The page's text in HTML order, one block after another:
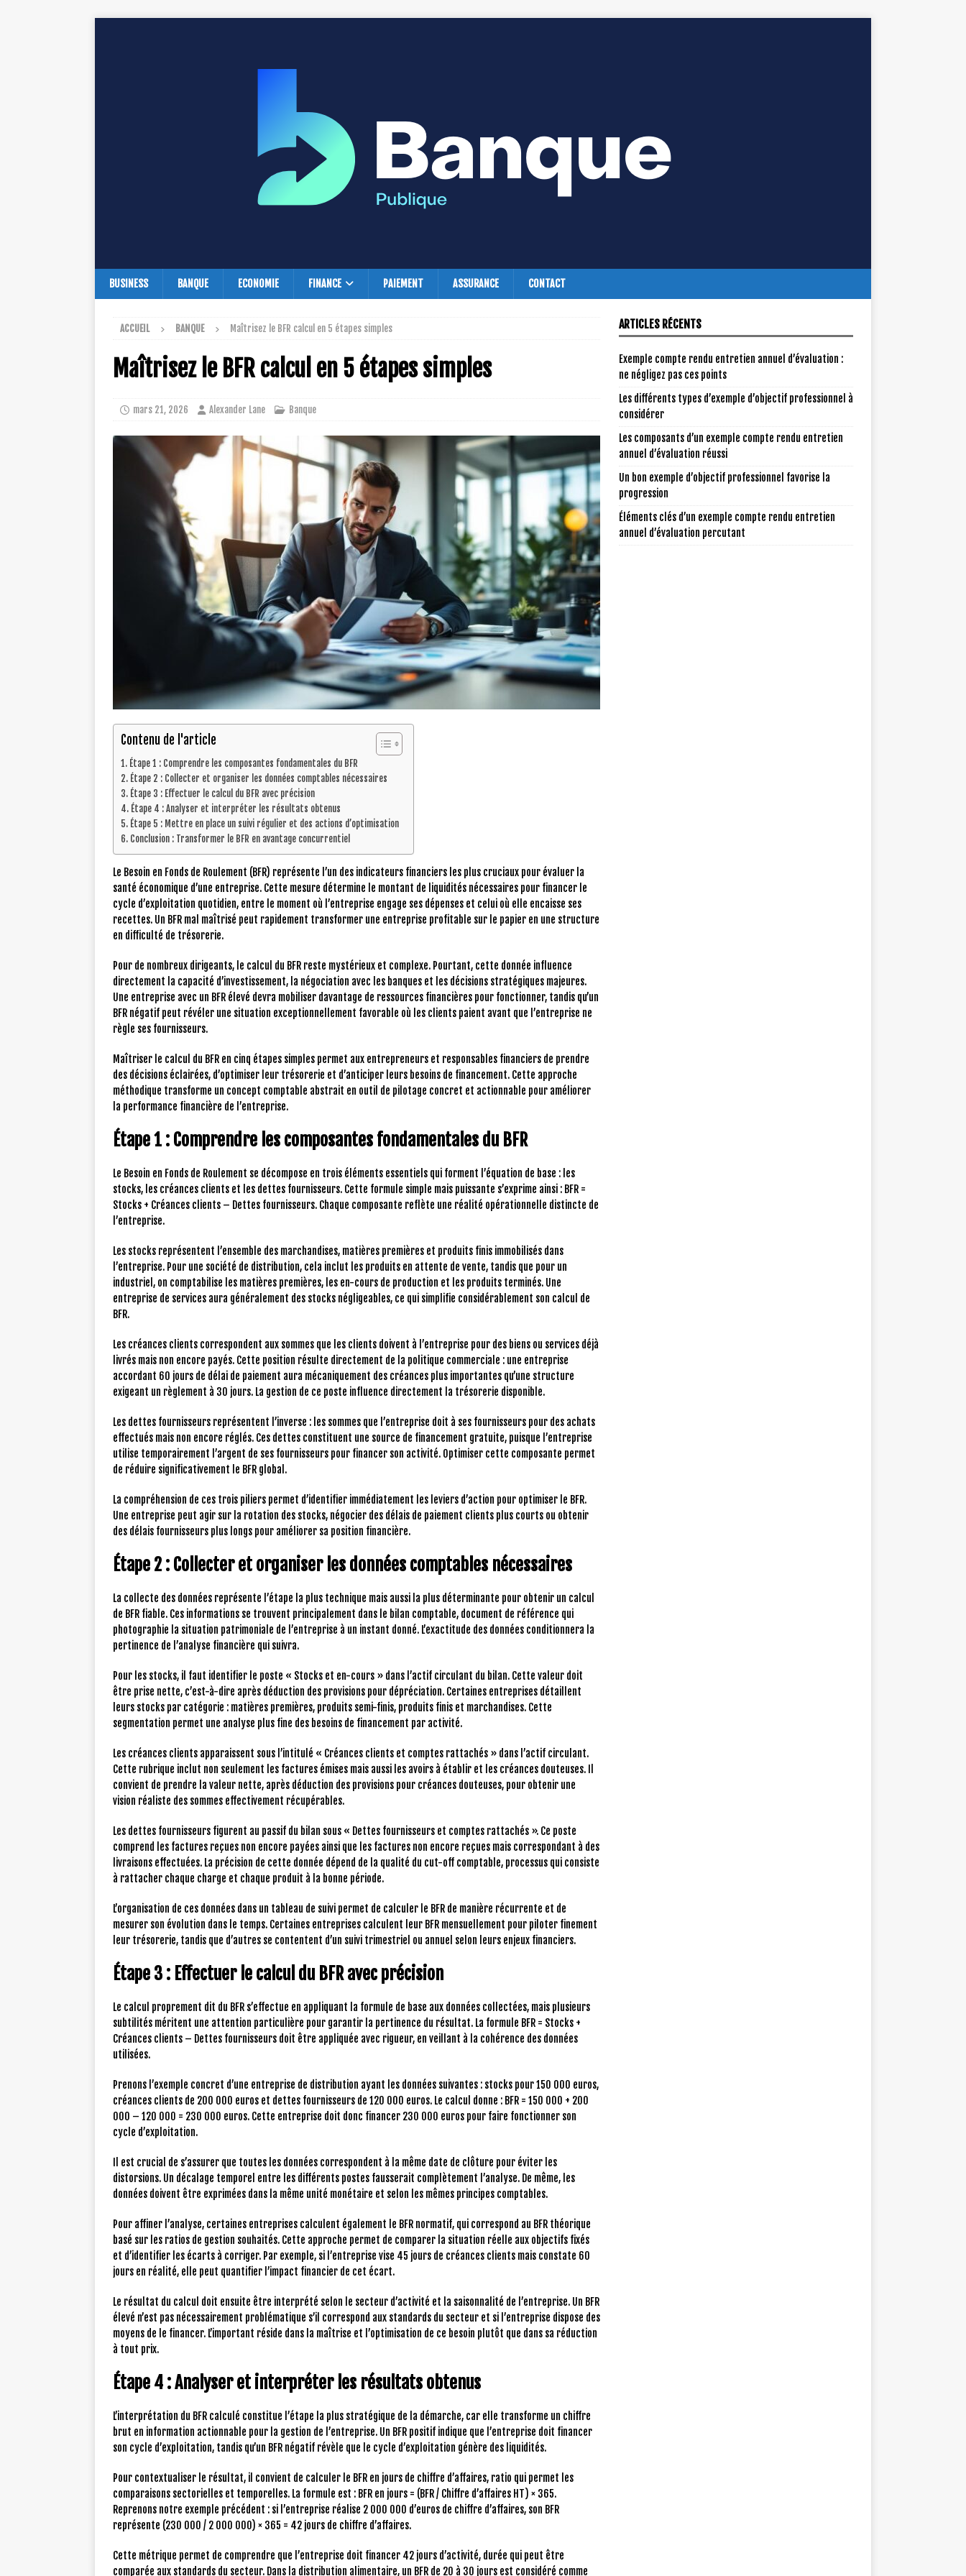
BUSINESS BANQUE ECONOMIE FINANCE PAIEMENT ASSURANCE CONTACT
ACCUEIL BANQUE Maîtrisez le BFR calcul en 5 étapes simples
Maîtrisez le BFR calcul en 5 étapes simples
mars 21, 2026 Alexander Lane Banque
Contenu de l'article
Étape 1 : Comprendre les composantes fondamentales du BFR
Étape 2 : Collecter et organiser les données comptables nécessaires
Étape 3 : Effectuer le calcul du BFR avec précision
Étape 4 : Analyser et interpréter les résultats obtenus
Étape 5 : Mettre en place un suivi régulier et des actions d’optimisation
Conclusion : Transformer le BFR en avantage concurrentiel
Le Besoin en Fonds de Roulement (BFR) représente l’un des indicateurs financiers les plus cruciaux pour évaluer la
santé économique d’une entreprise. Cette mesure détermine le montant de liquidités nécessaires pour financer le
cycle d’exploitation quotidien, entre le moment où l’entreprise engage ses dépenses et celui où elle encaisse ses
recettes. Un BFR mal maîtrisé peut rapidement transformer une entreprise profitable sur le papier en une structure
en difficulté de trésorerie.
Pour de nombreux dirigeants, le calcul du BFR reste mystérieux et complexe. Pourtant, cette donnée influence
directement la capacité d’investissement, la négociation avec les banques et les décisions stratégiques majeures.
Une entreprise avec un BFR élevé devra mobiliser davantage de ressources financières pour fonctionner, tandis qu’un
BFR négatif peut révéler une situation exceptionnellement favorable où les clients paient avant que l’entreprise ne
règle ses fournisseurs.
Maîtriser le calcul du BFR en cinq étapes simples permet aux entrepreneurs et responsables financiers de prendre
des décisions éclairées, d’optimiser leur trésorerie et d’anticiper leurs besoins de financement. Cette approche
méthodique transforme un concept comptable abstrait en outil de pilotage concret et actionnable pour améliorer
la performance financière de l’entreprise.
Étape 1 : Comprendre les composantes fondamentales du BFR
Le Besoin en Fonds de Roulement se décompose en trois éléments essentiels qui forment l’équation de base : les
stocks, les créances clients et les dettes fournisseurs. Cette formule simple mais puissante s’exprime ainsi : BFR =
Stocks + Créances clients – Dettes fournisseurs. Chaque composante reflète une réalité opérationnelle distincte de
l’entreprise.
Les stocks représentent l’ensemble des marchandises, matières premières et produits finis immobilisés dans
l’entreprise. Pour une société de distribution, cela inclut les produits en attente de vente, tandis que pour un
industriel, on comptabilise les matières premières, les en-cours de production et les produits terminés. Une
entreprise de services aura généralement des stocks négligeables, ce qui simplifie considérablement son calcul de
BFR.
Les créances clients correspondent aux sommes que les clients doivent à l’entreprise pour des biens ou services déjà
livrés mais non encore payés. Cette position résulte directement de la politique commerciale : une entreprise
accordant 60 jours de délai de paiement aura mécaniquement des créances plus importantes qu’une structure
exigeant un règlement à 30 jours. La gestion de ce poste influence directement la trésorerie disponible.
Les dettes fournisseurs représentent l’inverse : les sommes que l’entreprise doit à ses fournisseurs pour des achats
effectués mais non encore réglés. Ces dettes constituent une source de financement gratuite, puisque l’entreprise
utilise temporairement l’argent de ses fournisseurs pour financer son activité. Optimiser cette composante permet
de réduire significativement le BFR global.
La compréhension de ces trois piliers permet d’identifier immédiatement les leviers d’action pour optimiser le BFR.
Une entreprise peut agir sur la rotation des stocks, négocier des délais de paiement clients plus courts ou obtenir
des délais fournisseurs plus longs pour améliorer sa position financière.
Étape 2 : Collecter et organiser les données comptables nécessaires
La collecte des données représente l’étape la plus technique mais aussi la plus déterminante pour obtenir un calcul
de BFR fiable. Ces informations se trouvent principalement dans le bilan comptable, document de référence qui
photographie la situation patrimoniale de l’entreprise à un instant donné. L’exactitude des données conditionnera la
pertinence de l’analyse financière qui suivra.
Pour les stocks, il faut identifier le poste « Stocks et en-cours » dans l’actif circulant du bilan. Cette valeur doit
être prise nette, c’est-à-dire après déduction des provisions pour dépréciation. Certaines entreprises détaillent
leurs stocks par catégorie : matières premières, produits semi-finis, produits finis et marchandises. Cette
segmentation permet une analyse plus fine des besoins de financement par activité.
Les créances clients apparaissent sous l’intitulé « Créances clients et comptes rattachés » dans l’actif circulant.
Cette rubrique inclut non seulement les factures émises mais aussi les avoirs à établir et les créances douteuses. Il
convient de prendre la valeur nette, après déduction des provisions pour créances douteuses, pour obtenir une
vision réaliste des sommes effectivement récupérables.
Les dettes fournisseurs figurent au passif du bilan sous « Dettes fournisseurs et comptes rattachés ». Ce poste
comprend les factures reçues non encore payées ainsi que les factures non encore reçues mais correspondant à des
livraisons effectuées. La précision de cette donnée dépend de la qualité du cut-off comptable, processus qui consiste
à rattacher chaque charge et chaque produit à la bonne période.
L’organisation de ces données dans un tableau de suivi permet de calculer le BFR de manière récurrente et de
mesurer son évolution dans le temps. Certaines entreprises calculent leur BFR mensuellement pour piloter finement
leur trésorerie, tandis que d’autres se contentent d’un suivi trimestriel ou annuel selon leurs enjeux financiers.
Étape 3 : Effectuer le calcul du BFR avec précision
Le calcul proprement dit du BFR s’effectue en appliquant la formule de base aux données collectées, mais plusieurs
subtilités méritent une attention particulière pour garantir la pertinence du résultat. La formule BFR = Stocks +
Créances clients – Dettes fournisseurs doit être appliquée avec rigueur, en veillant à la cohérence des données
utilisées.
Prenons l’exemple concret d’une entreprise de distribution ayant les données suivantes : stocks pour 150 000 euros,
créances clients de 200 000 euros et dettes fournisseurs de 120 000 euros. Le calcul donne : BFR = 150 000 + 200
000 – 120 000 = 230 000 euros. Cette entreprise doit donc financer 230 000 euros pour faire fonctionner son
cycle d’exploitation.
Il est crucial de s’assurer que toutes les données correspondent à la même date de clôture pour éviter les
distorsions. Un décalage temporel entre les différents postes fausserait complètement l’analyse. De même, les
données doivent être exprimées dans la même unité monétaire et selon les mêmes principes comptables.
Pour affiner l’analyse, certaines entreprises calculent également le BFR normatif, qui correspond au BFR théorique
basé sur les ratios de gestion souhaités. Cette approche permet de comparer la situation réelle aux objectifs fixés
et d’identifier les écarts à corriger. Par exemple, si l’entreprise vise 45 jours de créances clients mais constate 60
jours en réalité, elle peut quantifier l’impact financier de cet écart.
Le résultat du calcul doit ensuite être interprété selon le secteur d’activité et la saisonnalité de l’entreprise. Un BFR
élevé n’est pas nécessairement problématique s’il correspond aux standards du secteur et si l’entreprise dispose des
moyens de le financer. L’important réside dans la maîtrise et l’optimisation de ce besoin plutôt que dans sa réduction
à tout prix.
Étape 4 : Analyser et interpréter les résultats obtenus
L’interprétation du BFR calculé constitue l’étape la plus stratégique de la démarche, car elle transforme un chiffre
brut en information actionnable pour la gestion de l’entreprise. Un BFR positif indique que l’entreprise doit financer
son cycle d’exploitation, tandis qu’un BFR négatif révèle que le cycle d’exploitation génère des liquidités.
Pour contextualiser le résultat, il convient de calculer le BFR en jours de chiffre d’affaires, ratio qui permet les
comparaisons sectorielles et temporelles. La formule est : BFR en jours = (BFR / Chiffre d’affaires HT) × 365.
Reprenons notre exemple précédent : si l’entreprise réalise 2 000 000 d’euros de chiffre d’affaires, son BFR
représente (230 000 / 2 000 000) × 365 = 42 jours de chiffre d’affaires.
Cette métrique permet de comprendre que l’entreprise doit financer 42 jours d’activité, durée qui peut être
comparée aux standards du secteur. Dans la distribution alimentaire, un BFR de 20 à 30 jours est considéré comme
ARTICLES RÉCENTS
Exemple compte rendu entretien annuel d’évaluation :
ne négligez pas ces points
Les différents types d’exemple d’objectif professionnel à
considérer
Les composants d’un exemple compte rendu entretien
annuel d’évaluation réussi
Un bon exemple d’objectif professionnel favorise la
progression
Éléments clés d’un exemple compte rendu entretien
annuel d’évaluation percutant